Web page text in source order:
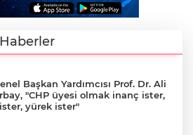
Başkan Yardımcısı Prof. Dr. Ali
"CHP üyesi olmak inanç ister,
yürek ister"